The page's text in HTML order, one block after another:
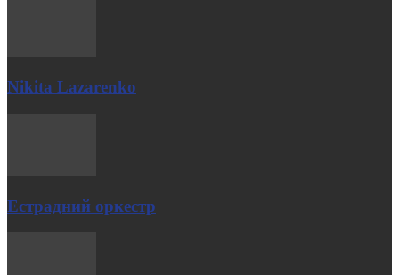
Nikita Lazarenko
Естрадний оркестр